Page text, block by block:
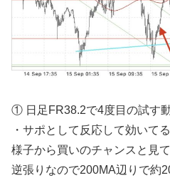
① 日足FR38.2で4度目の試す動
・サポとして反応して効いて
様子から買いのチャンスと見
逆張りなので200MA辺りで約